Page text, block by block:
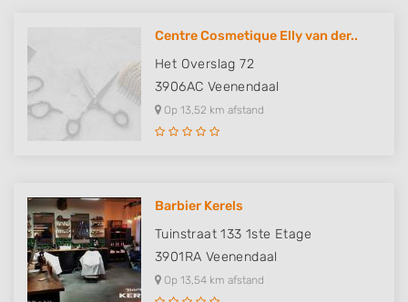
Centre Cosmetique Elly van der..
Het Overslag 72
3906AC Veenendaal
Op 13,52 km afstand
Barbier Kerels
Tuinstraat 133 1ste Etage
3901RA Veenendaal
Op 13,54 km afstand